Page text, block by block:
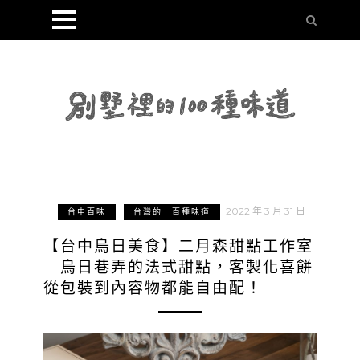
台中百味 台灣的一百種味道 2022 年 3 月 31 日
【台中烏日美食】二月森甜點工作室
｜烏日巷弄的法式甜點，客製化喜餅
從包裝到內容物都能自由配！